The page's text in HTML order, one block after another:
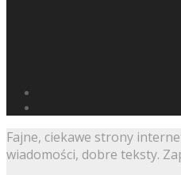
Fajne, ciekawe strony
wiadomości, dobre teksty.